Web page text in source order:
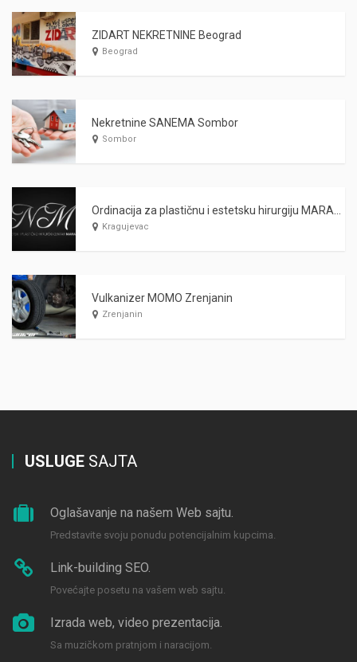
ZIDART NEKRETNINE Beograd
Beograd
Nekretnine SANEMA Sombor
Sombor
Kragujevac
Vulkanizer MOMO Zrenjanin
Zrenjanin
USLUGE SAJTA
Oglašavanje na našem Web sajtu.
Predstavite svoju ponudu potencijalnim kupcima.
Link-building SEO.
Povećajte posetu na vašem web sajtu.
Izrada web, video prezentacija.
Sa muzičkom pratnjom i naracijom.